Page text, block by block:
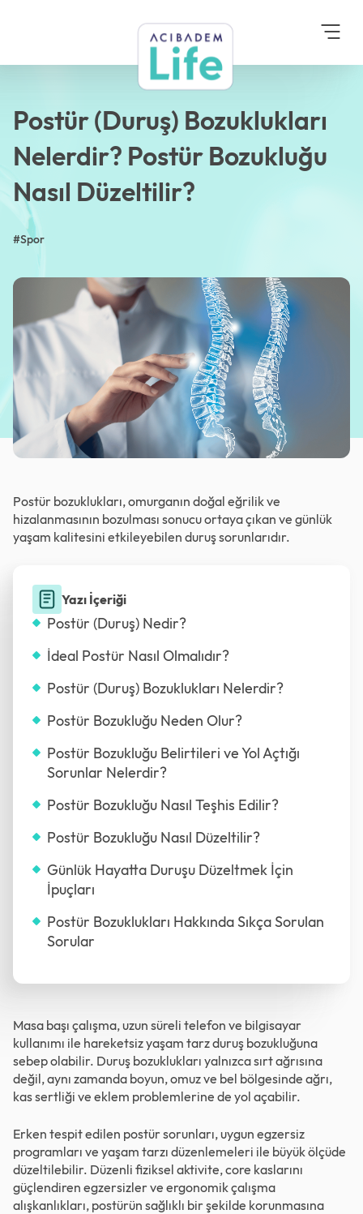
Postür (Duruş) Bozuklukları
Nelerdir? Postür Bozukluğu Nasıl
Düzeltilir?
Postür (Duruş) Bozuklukları
Nelerdir? Postür Bozukluğu
Nasıl Düzeltilir?
#Spor
Postür bozuklukları, omurganın doğal eğrilik ve
hizalanmasının bozulması sonucu ortaya çıkan ve günlük
yaşam kalitesini etkileyebilen duruş sorunlarıdır.
Yazı İçeriği
Postür (Duruş) Nedir?
İdeal Postür Nasıl Olmalıdır?
Postür (Duruş) Bozuklukları Nelerdir?
Postür Bozukluğu Neden Olur?
Postür Bozukluğu Belirtileri ve Yol Açtığı
Sorunlar Nelerdir?
Postür Bozukluğu Nasıl Teşhis Edilir?
Postür Bozukluğu Nasıl Düzeltilir?
Günlük Hayatta Duruşu Düzeltmek İçin
İpuçları
Postür Bozuklukları Hakkında Sıkça Sorulan
Sorular
Masa başı çalışma, uzun süreli telefon ve bilgisayar
kullanımı ile hareketsiz yaşam tarz duruş bozukluğuna
sebep olabilir. Duruş bozuklukları yalnızca sırt ağrısına
değil, aynı zamanda boyun, omuz ve bel bölgesinde ağrı,
kas sertliği ve eklem problemlerine de yol açabilir.
Erken tespit edilen postür sorunları, uygun egzersiz
programları ve yaşam tarzı düzenlemeleri ile büyük ölçüde
düzeltilebilir. Düzenli fiziksel aktivite, core kaslarını
güçlendiren egzersizler ve ergonomik çalışma
alışkanlıkları, postürün sağlıklı bir şekilde korunmasına